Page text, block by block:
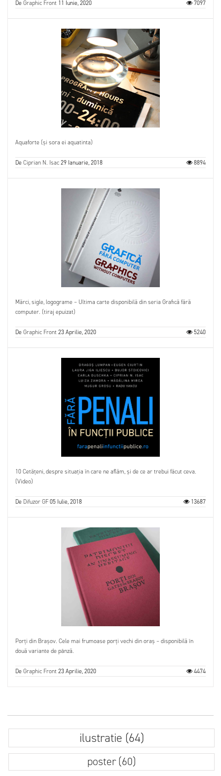
DeGraphic Front 11 Iunie, 2020 7097
Aquaforte (și sora ei aquatinta)
DeCiprian N. Isac29 Ianuarie, 2018 8894
Mărci, sigle, logograme – Ultima carte disponibilă din seria Grafică fără
computer. (tiraj epuizat)
DeGraphic Front23 Aprilie, 2020 5240
10 Cetățeni, despre situația în care ne aflăm, și de ce ar trebui făcut ceva.
(Video)
De Difuzor GF05 Iulie, 2018 13687
Porți din Brașov. Cele mai frumoase porți vechi din oraș – disponibilă în
două variante de pânză.
DeGraphic Front23 Aprilie, 2020 4474
ilustratie (64)
poster (60)